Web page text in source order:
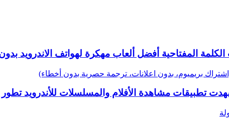
الكلمة المفتاحية أفضل ألعاب مهكرة لهواتف الاندرويد
تطبيقات مشاهدة الأفلام والمسلسلات للأندرويد